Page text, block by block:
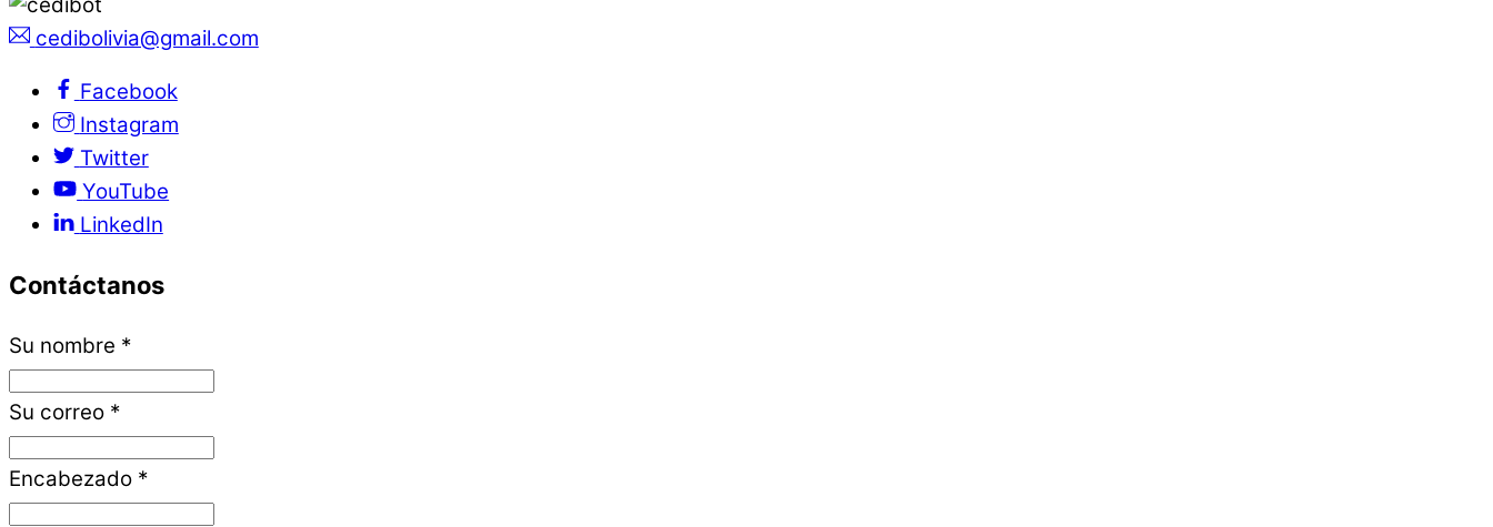
cedibolivia@gmail.com
Facebook
Instagram
Twitter
YouTube
LinkedIn
Contáctanos
Su nombre *
Su correo *
Encabezado *